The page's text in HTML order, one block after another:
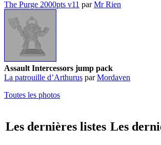
The Purge 2000pts v11 parMr Rien
Assault Intercessors jump pack
La patrouille d’Arthurus parMordaven
Toutes les photos
Les dernières listes Les